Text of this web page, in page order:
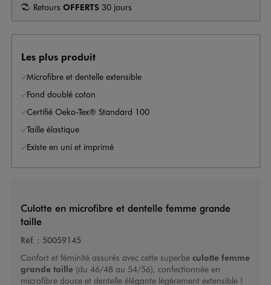
Retours OFFERTS 30 jours
Les plus produit
Microfibre et dentelle extensible
Fond doublé coton
Certifié Oeko-Tex® Standard 100
Taille élastique
Existe en uni et imprimé
Culotte en microfibre et dentelle femme grande
taille
Réf. : 50059145
Confort et féminité assurés avec cette superbe culotte femme
grande taille(du 46/48 au 54/56), confectionnée en
microfibre douce et dentelle élégante légèrement extensible !